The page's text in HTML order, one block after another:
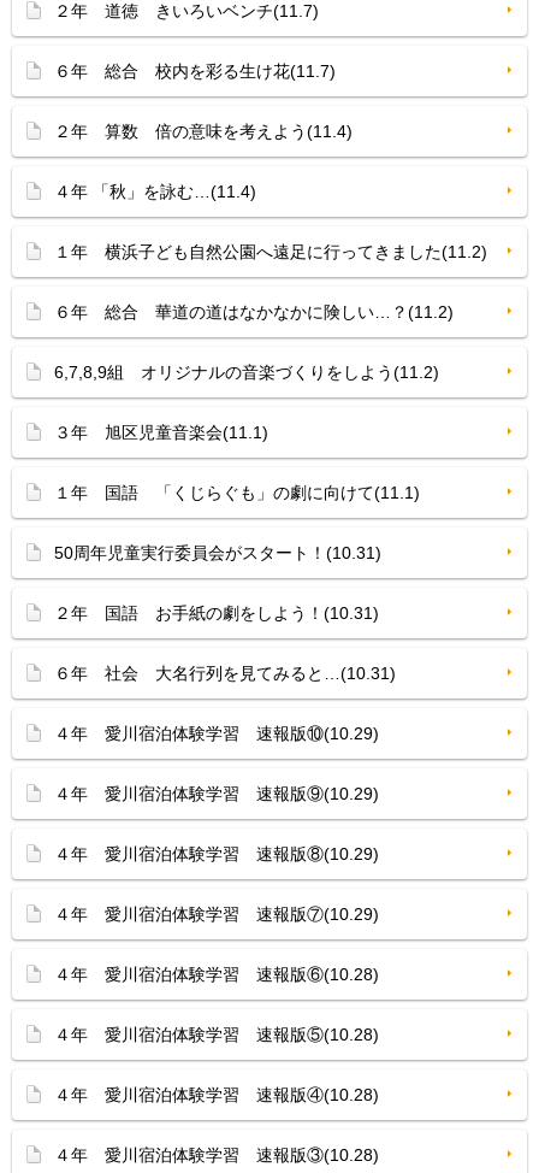
２年 道徳 きいろいベンチ(11.7)
６年 総合 校内を彩る生け花(11.7)
２年 算数 倍の意味を考えよう(11.4)
４年 「秋」を詠む…(11.4)
１年 横浜子ども自然公園へ遠足に行ってきました(11.2)
６年 総合 華道の道はなかなかに険しい…？(11.2)
6,7,8,9組 オリジナルの音楽づくりをしよう(11.2)
３年 旭区児童音楽会(11.1)
１年 国語 「くじらぐも」の劇に向けて(11.1)
50周年児童実行委員会がスタート！(10.31)
２年 国語 お手紙の劇をしよう！(10.31)
６年 社会 大名行列を見てみると…(10.31)
４年 愛川宿泊体験学習 速報版⑩(10.29)
４年 愛川宿泊体験学習 速報版⑨(10.29)
４年 愛川宿泊体験学習 速報版⑧(10.29)
４年 愛川宿泊体験学習 速報版⑦(10.29)
４年 愛川宿泊体験学習 速報版⑥(10.28)
４年 愛川宿泊体験学習 速報版⑤(10.28)
４年 愛川宿泊体験学習 速報版④(10.28)
４年 愛川宿泊体験学習 速報版③(10.28)